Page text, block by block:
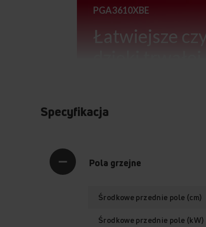
PGA3610XBE
Łatwiejsze
nierdzewna
Specyfikacja
Pola grzejne
Środkowe przednie pole (cm)
Środkowe przednie pole (kW)